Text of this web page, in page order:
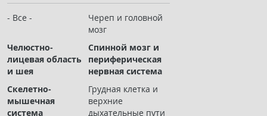
Чат RADIOMED
ОБРАЗОВАНИЕ
- Все -
Череп и головной
мозг
Челюстно-
лицевая область
и шея
Спинной мозг и
периферическая
нервная система
Скелетно-
мышечная
система
Грудная клетка и
верхние
дыхательные пути